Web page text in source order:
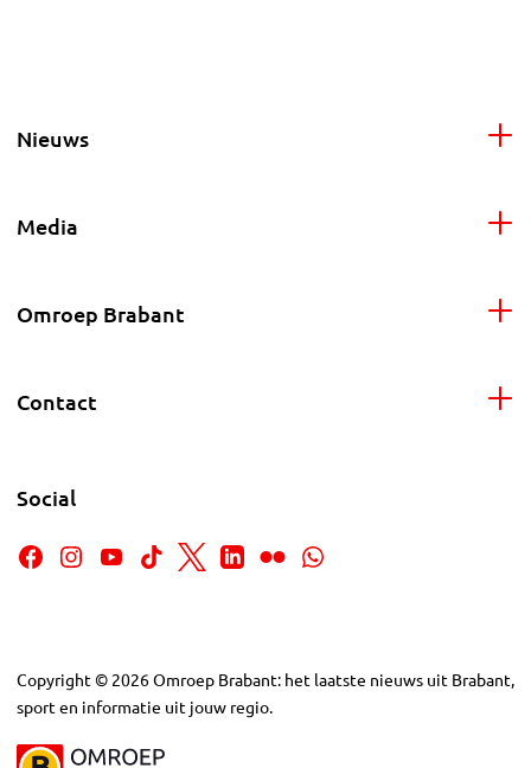
Nieuws
Media
Omroep Brabant
Contact
Social
Copyright © 2026Omroep Brabant: het laatste nieuws uit Brabant,
sport en informatie uit jouw regio.